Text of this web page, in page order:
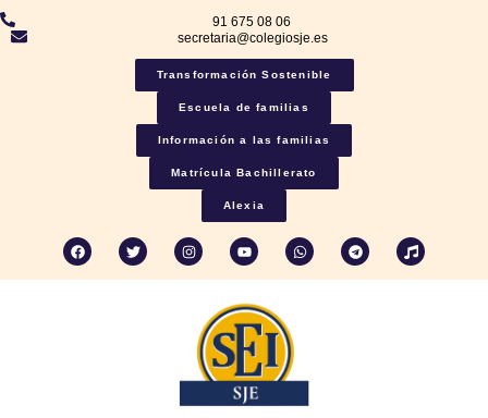
91 675 08 06
secretaria@colegiosje.es
Transformación Sostenible
Escuela de familias
Información a las familias
Matrícula Bachillerato
Alexia